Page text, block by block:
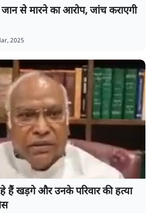
से मारने का आरोप, जांच कराएगी
2025
हैं खड़गे और उनके परिवार की हत्या